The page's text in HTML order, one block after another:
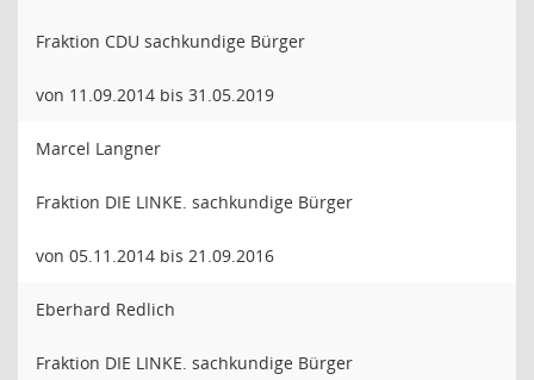
Fraktion CDU sachkundige Bürger
von 11.09.2014 bis 31.05.2019
Marcel Langner
Fraktion DIE LINKE. sachkundige Bürger
von 05.11.2014 bis 21.09.2016
Eberhard Redlich
Fraktion DIE LINKE. sachkundige Bürger